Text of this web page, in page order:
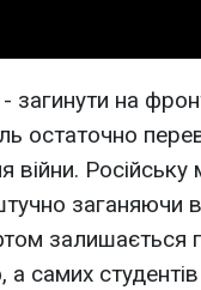
загинути на
остаточно
війни.
заганяючи
залишається
а самих